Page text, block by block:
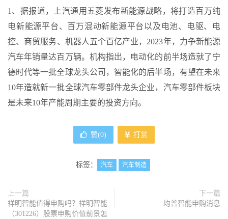
1、据报道，上汽通用五菱发布新能源战略，将打造百万纯
电新能源平台、百万混动新能源平台以及电池、电驱、电
控、商贸服务、机器人五个百亿产业，2023年，力争新能源
汽车年销量达百万辆。机构指出，电动化的前半场造就了宁
德时代等一批全球龙头公司，智能化的后半场，有望在未来
10年造就新一批全球汽车零部件龙头企业，汽车零部件板块
是未来10年产能周期主要的投资方向。
赞(0) 打赏
标签： 汽车 汽车制造
上一篇
祥明智能值得申购吗？祥明智能
（301226）股票申购价值前景怎
下一篇
均普智能申购消息